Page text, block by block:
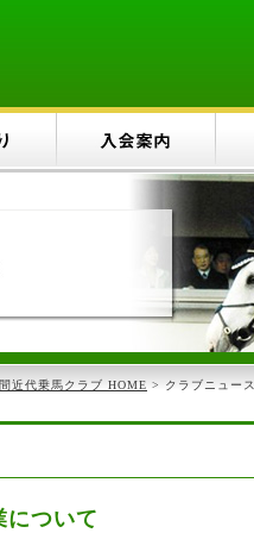
近代乗馬クラブ HOME > クラブニュース
について